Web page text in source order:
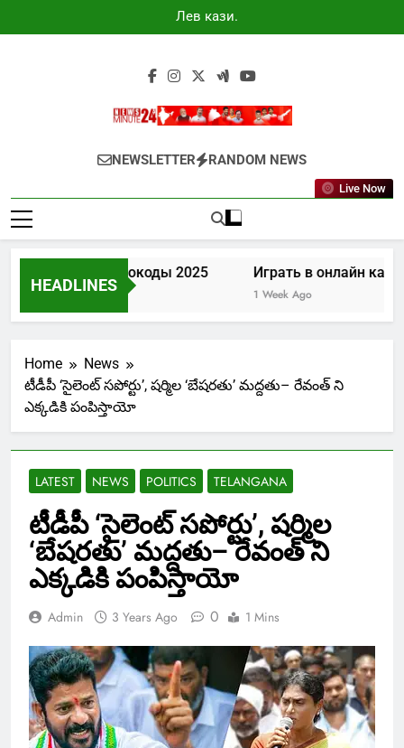
to
Лев казино
промокоды
Newsminute24
Get All Updated Telugu News
NEWSLETTER RANDOM NEWS
Live Now
HEADLINES
Лев казино промокоды 2025
5 Days Ago
Играть в онлайн
1 Week Ago
Home
News
టీడీపీ ‘సైలెంట్‌ సపోర్టు’, షర్మిల ‘బేషరతు’ మద్దతు– రేవంత్‌ ని
ఎక్కడికి పంపిస్తాయో
LATEST NEWS POLITICS TELANGANA
టీడీపీ ‘సైలెంట్‌ సపోర్టు’, షర్మిల
‘బేషరతు’ మద్దతు– రేవంత్‌ ని
ఎక్కడికి పంపిస్తాయో
Admin 3 Years Ago 0 1 Mins